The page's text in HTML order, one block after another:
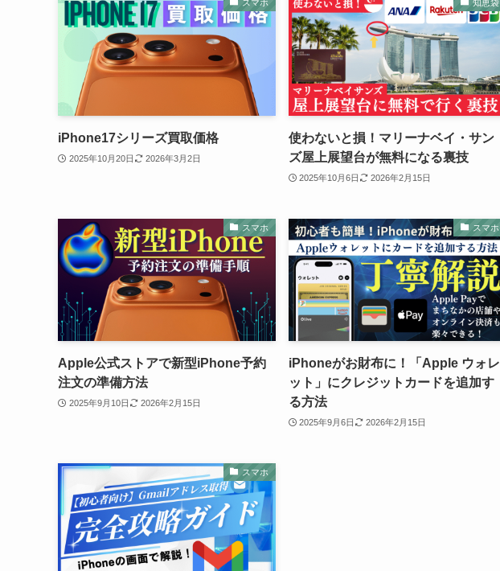
スマホ
iPhone17シリーズ買取価格
2025年10月20日 2026年3月2日
知恵袋
使わないと損！マリーナベイ・サン
ズ屋上展望台が無料になる裏技
2025年10月6日 2026年2月15日
スマホ
Apple公式ストアで新型iPhone予約
注文の準備方法
2025年9月10日 2026年2月15日
スマホ
iPhoneがお財布に！「Apple ウォレ
ット」にクレジットカードを追加す
る方法
2025年9月6日 2026年2月15日
スマホ